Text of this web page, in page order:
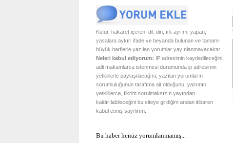
Küfür, hakaret içeren; dil, din, ırk ayrımı yapan;
yasalara aykırı ifade ve beyanda bulunan ve tamamı
büyük harflerle yazılan yorumlar yayınlanmayacaktır.
Neleri kabul ediyorum: IP adresimin kaydedileceğini,
adli makamlarca istenmesi durumunda ip adresimin
yetkililerle paylaşılacağını, yazılan yorumların
sorumluluğunun tarafıma ait olduğunu, yazımın,
yetkililerce, fikrim sorulmaksızın yayından
kaldırılabileceğini bu siteye girdiğim andan itibaren
kabul etmiş sayılırım.
Bu haber henüz yorumlanmamış...